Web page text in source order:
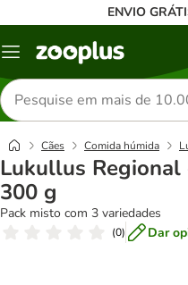
ENVIO
Menu
Pesquisar
produtos
Cães Comida húmida
Lukullus Regional
300 g
Pack misto com 3 variedades
(0) Dar